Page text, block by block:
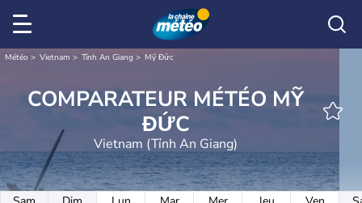
Météo Vietnam Tỉnh An Giang Mỹ Đức
COMPARATEUR MÉTÉO MỸ
ĐỨC
Vietnam (Tỉnh An Giang)